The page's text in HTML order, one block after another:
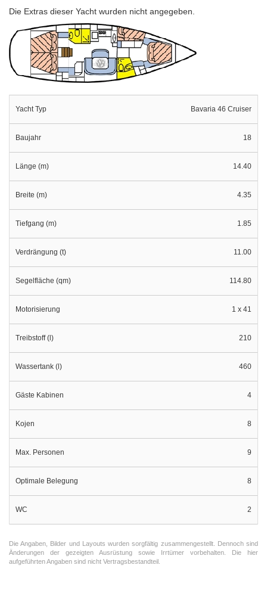
Die Extras dieser Yacht wurden nicht angegeben.
Yacht Typ Bavaria 46 Cruiser
Baujahr 18
Länge (m) 14.40
Breite (m) 4.35
Tiefgang (m) 1.85
Verdrängung (t) 11.00
Segelfläche (qm) 114.80
Motorisierung 1 x 41
Treibstoff (l) 210
Wassertank (l) 460
Gäste Kabinen 4
Kojen 8
Max. Personen 9
Optimale Belegung 8
WC 2
Die Angaben, Bilder und Layouts wurden sorgfältig zusammengestellt. Dennoch sind
Änderungen der gezeigten Ausrüstung sowie Irrtümer vorbehalten. Die hier
aufgeführten Angaben sind nicht Vertragsbestandteil.